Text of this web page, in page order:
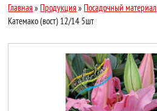
Главная » Продукция » Посадочный материал
Катемако (вост) 12/14 5шт